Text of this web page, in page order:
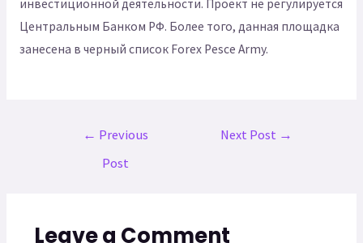
инвестиционной деятельности. Проект не регулируется
Центральным Банком РФ. Более того, данная площадка
занесена в черный список Forex Pesce Army.
← Previous
Post
Next Post →
Leave a Comment